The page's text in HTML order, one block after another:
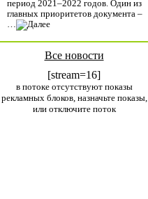
период 2021–2022 годов. Один из
главных приоритетов документа –
…
Все новости
[stream=16]
в потоке отсутствуют показы
рекламных блоков, назначьте показы,
или отключите поток